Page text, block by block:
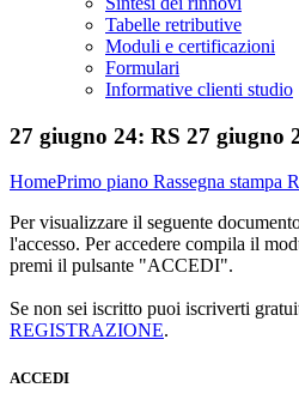
Tabelle retributive
Moduli e certificazioni
Formulari
Informative clienti studio
27 giugno 24: RS 27 giugno
HomePrimo piano Rassegna stampa
Per visualizzare il seguente
l'accesso. Per accedere compila il
premi il pulsante "ACCEDI".
Se non sei iscritto puoi iscriverti
REGISTRAZIONE.
ACCEDI